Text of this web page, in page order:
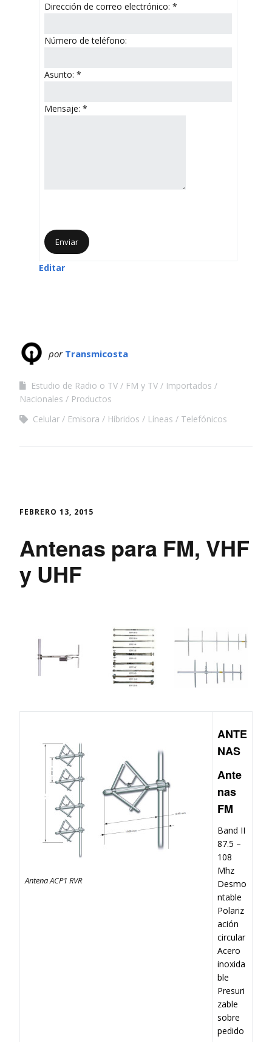
Editar
Dirección de correo electrónico: *
Número de teléfono:
Asunto: *
Mensaje: *
por Transmicosta
Estudio de Radio o TV FM y TV
Importados
Nacionales
Productos
Celular
Emisora Híbridos Líneas Telefónicos
FEBRERO 13, 2015
Antenas para FM, VHF
y UHF
Antena ACP1 RVR
ANTE
NAS
Ante
nas
FM
Band II
87.5 –
108
Mhz
Desmo
ntable
Polariz
ación
circular
Acero
inoxida
ble
Presuri
zable
sobre
pedido